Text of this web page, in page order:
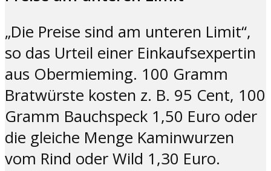
„Die Preise sind am unteren Limit“,
so das Urteil einer Einkaufsexpertin
aus Obermieming. 100 Gramm
Bratwürste kosten z. B. 95 Cent, 100
Gramm Bauchspeck 1,50 Euro oder
die gleiche Menge Kaminwurzen
vom Rind oder Wild 1,30 Euro.